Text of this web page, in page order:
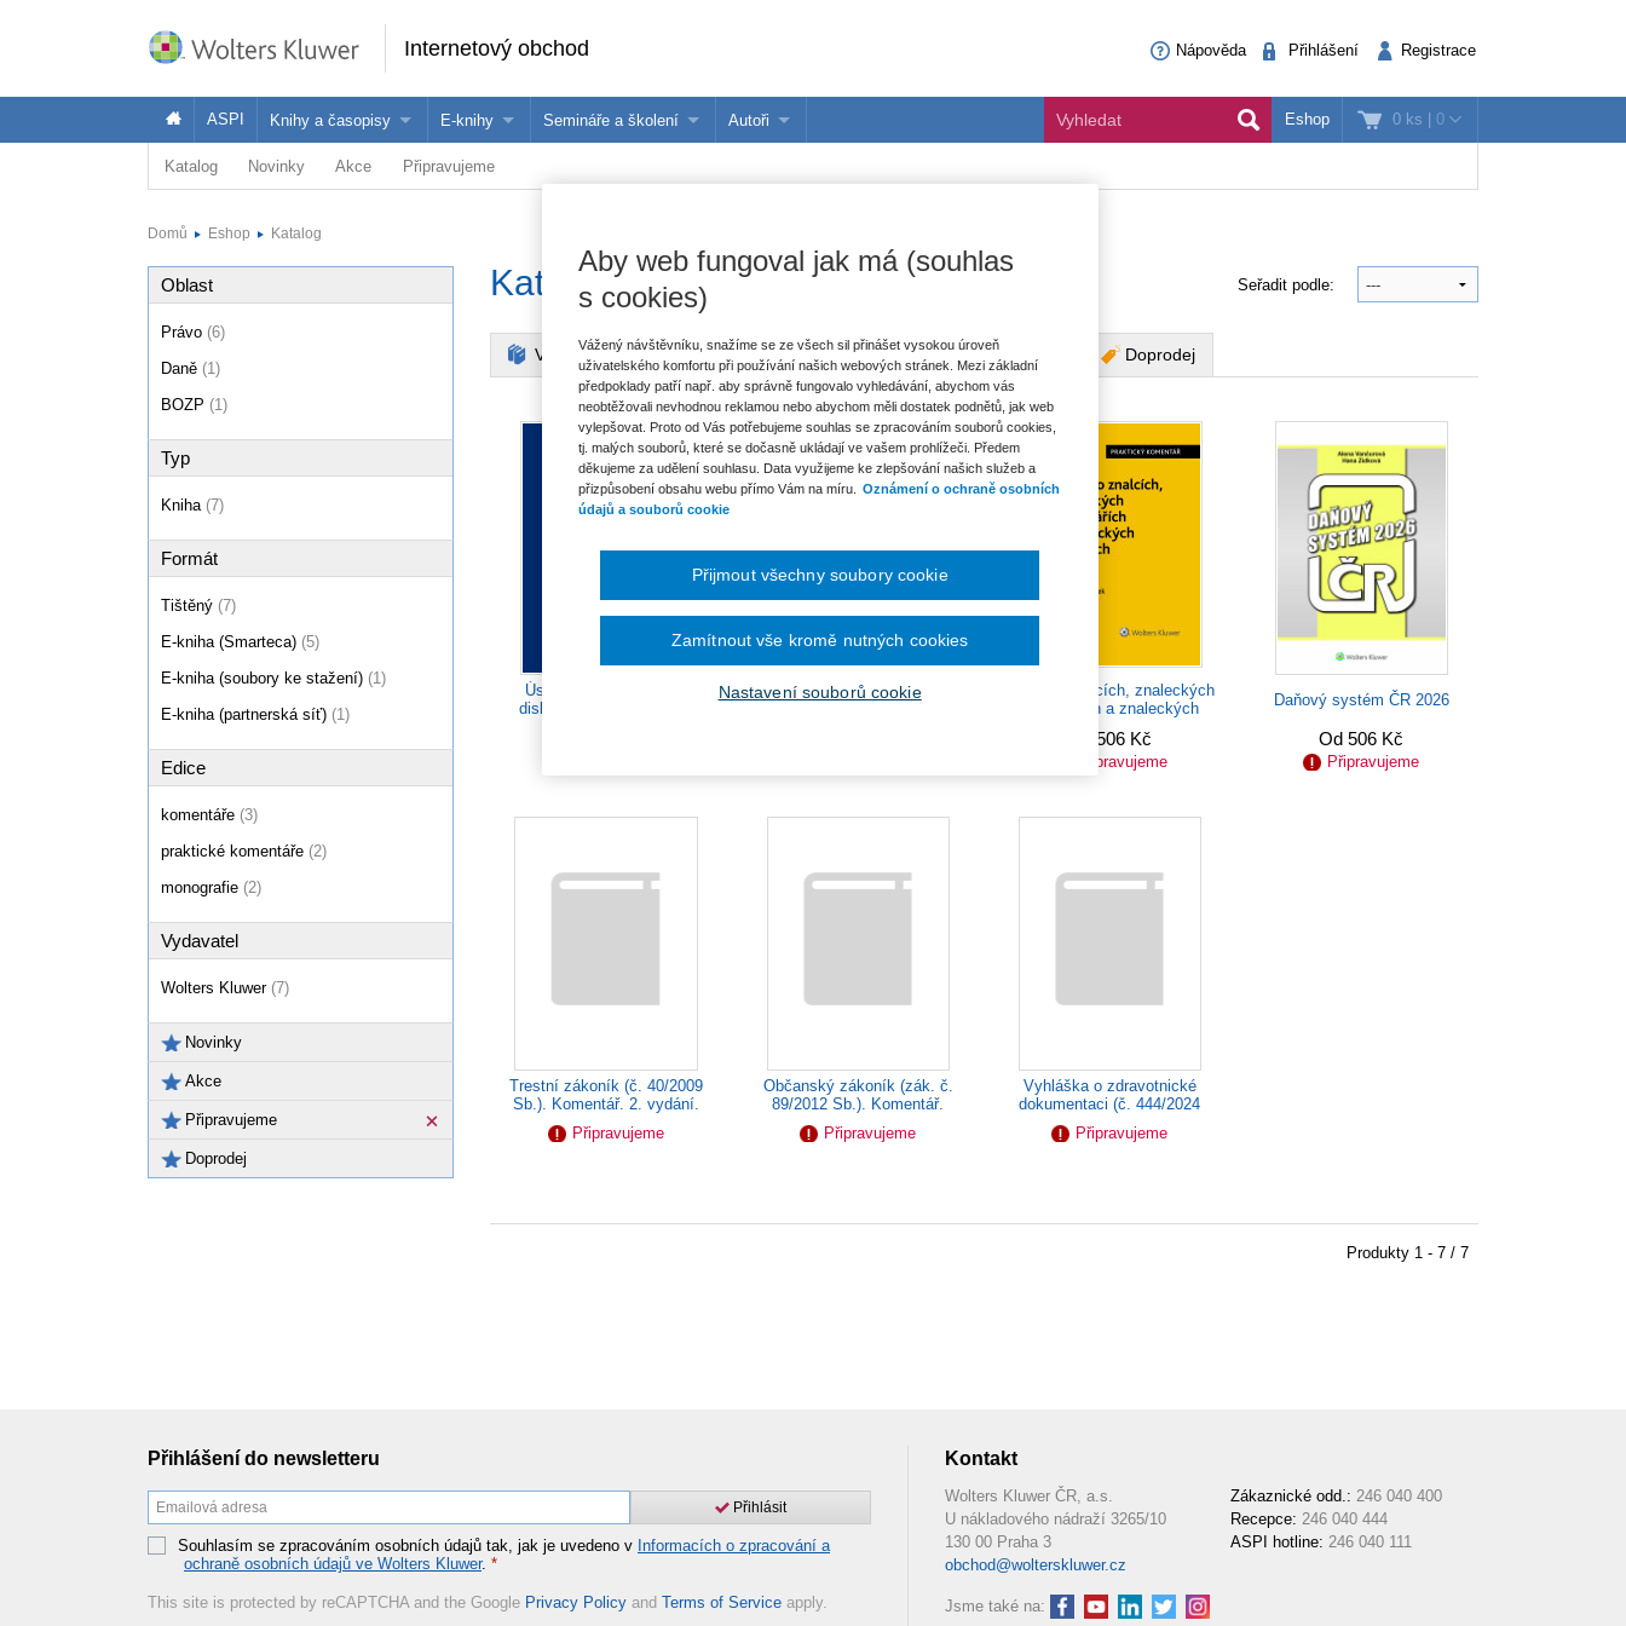
Internetový obchod Nápověda Přihlášení Registrace
0 ks | 0
ASPI Knihy a časopisy
Knihy
E-knihy
Jak na naše e-knihy?
Semináře a školení Autoři Eshop
Katalog Novinky Akce Připravujeme
Domů Eshop Katalog
Katalog Seřadit podle:
Všechny produkty Akce Novinky Připravujeme Doprodej
Ústavněprávní aspekty
diskriminace spotřebitele
Zákon o zajištění dalších
Zákon o znalcích, znaleckých
kancelářích a znaleckých
Od 506 Kč
Připravujeme
Daňový systém ČR 2026
Od 506 Kč
Připravujeme
Trestní zákoník (č. 40/2009
Sb.). Komentář. 2. vydání.
Připravujeme
Občanský zákoník (zák. č.
89/2012 Sb.). Komentář.
Připravujeme
Vyhláška o zdravotnické
dokumentaci (č. 444/2024
Sb.). Praktický...
Připravujeme
Produkty 1 - 7 / 7
Oblast
Právo (6)
Daně (1)
BOZP (1)
Typ
Kniha (7)
Formát
Tištěný (7)
E-kniha (Smarteca) (5)
E-kniha (soubory ke stažení) (1)
E-kniha (partnerská síť) (1)
Edice
komentáře (3)
praktické komentáře (2)
monografie (2)
Vydavatel
Wolters Kluwer (7)
Novinky
Akce
Připravujeme
Doprodej
Přihlášení do newsletteru
Přihlásit
Souhlasím se zpracováním osobních údajů tak, jak je uvedeno v Informacích o zpracování a
ochraně osobních údajů ve Wolters Kluwer. *
This site is protected by reCAPTCHA and the Google Privacy Policy and Terms of Service apply.
Kontakt
Wolters Kluwer ČR, a.s.
U nákladového nádraží 3265/10
130 00 Praha 3
obchod@wolterskluwer.cz
Zákaznické odd.: 246 040 400
Recepce: 246 040 444
ASPI hotline: 246 040 111
Jsme také na:
Aby web fungoval jak má (souhlas
s cookies)
Vážený návštěvníku, snažíme se ze všech sil přinášet vysokou úroveň
uživatelského komfortu při používání našich webových stránek. Mezi základní
předpoklady patří např. aby správně fungovalo vyhledávání, abychom vás
neobtěžovali nevhodnou reklamou nebo abychom měli dostatek podnětů, jak web
vylepšovat. Proto od Vás potřebujeme souhlas se zpracováním souborů cookies,
tj. malých souborů, které se dočasně ukládají ve vašem prohlížeči. Předem
děkujeme za udělení souhlasu. Data využijeme ke zlepšování našich služeb a
přizpůsobení obsahu webu přímo Vám na míru.
Oznámení o ochraně osobních
údajů a souborů cookie
Nastavení souborů cookie
Zamítnout vše kromě nutných cookies
Přijmout všechny soubory cookie